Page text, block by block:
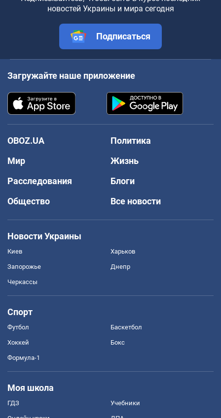
новостей Украины и мира сегодня
Подписаться
Загружайте наше приложение
OBOZ.UA
Политика
Мир
Жизнь
Расследования
Блоги
Общество
Все новости
Новости Украины
Киев Харьков
Запорожье Днепр
Черкассы
Спорт
Футбол Баскетбол
Хоккей Бокс
Формула-1
Моя школа
ГДЗ Учебники